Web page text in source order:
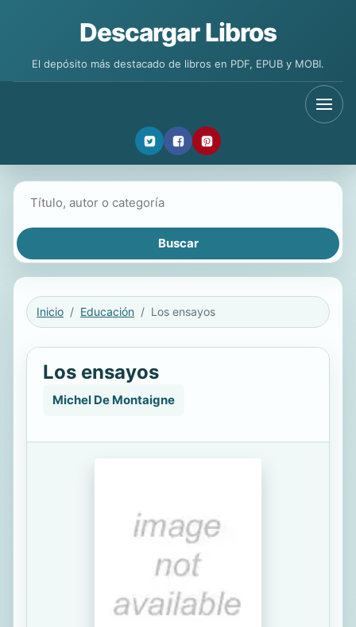
Descargar Libros
El depósito más destacado de libros en PDF, EPUB y MOBI.
Inicio Educación Los ensayos
Los ensayos
Michel De Montaigne